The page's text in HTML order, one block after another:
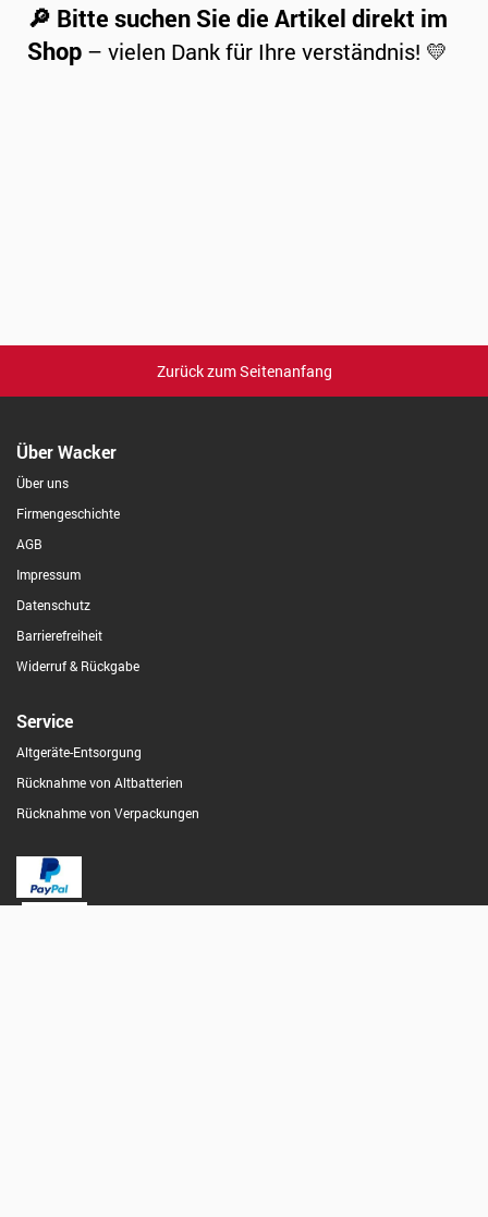
🔎 Bitte suchen Sie die Artikel direkt im
Shop – vielen Dank für Ihre verständnis! 💛
Zurück zum Seitenanfang
Über Wacker
Über uns
Firmengeschichte
AGB
Impressum
Datenschutz
Barrierefreiheit
Widerruf & Rückgabe
Service
Altgeräte-Entsorgung
Rücknahme von Altbatterien
Rücknahme von Verpackungen